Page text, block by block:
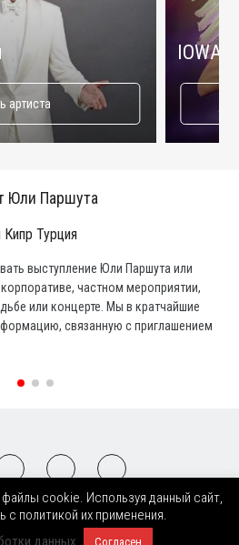
артиста
IOWA
Юли Паршута
Турция
выступление Юли Паршута или
частном мероприятии,
или концерте. Мы в кратчайшие
связанную с приглашением
All Right Reserved
cookie. Используя данный сайт,
с политикой их применения.
данных
Согласен